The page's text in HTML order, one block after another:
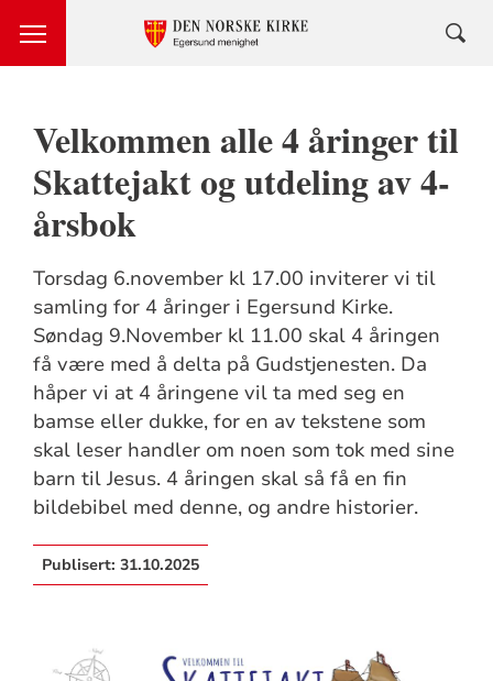
Velkommen alle 4 åringer til
Skattejakt og utdeling av 4-
årsbok
Torsdag 6.november kl 17.00 inviterer vi til
samling for 4 åringer i Egersund Kirke.
Søndag 9.November kl 11.00 skal 4 åringen
få være med å delta på Gudstjenesten. Da
håper vi at 4 åringene vil ta med seg en
bamse eller dukke, for en av tekstene som
skal leser handler om noen som tok med sine
barn til Jesus. 4 åringen skal så få en fin
bildebibel med denne, og andre historier.
Publisert: 31.10.2025